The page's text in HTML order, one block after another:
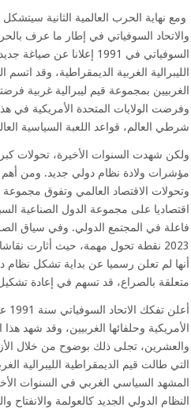
ومع نهاية الحرب العالمية الثانية
السوفياتي في 1991
الليبرالية الغربية الديمقراطية، وقد اتسم
الغربيين بمجموعة قيم ليبرالية غربية
وفرضت الولايات المتحدة الأمريكية في
شرطي العالم، قواعد اللعبة السياسية العالمية
ولكن شهدت السنوات الأخيرة، تحولات
مؤشرات ولادة نظام دولي جديد. ومن أهم
وتحولات الاقتصاد العالمي وتفوق
فاعلة في المجتمع الدولي. وفي سياق
2023 نقطة تحول مهمة، حيث أثارت
أنها لم تعلن رسميا عن بداية تشكل نظام
متعلقة بالصراع، قد تسهم في إعادة
الأمريكية وحلفائها الغربيين، وقد شهد
والعشرين، تجلى ذلك بوضوح من خلال
التي طالت قيم الديمقراطية الليبرالية
المشهد السياسي الغربي في السنوات
النظام الدولي الجديد كالعولمة